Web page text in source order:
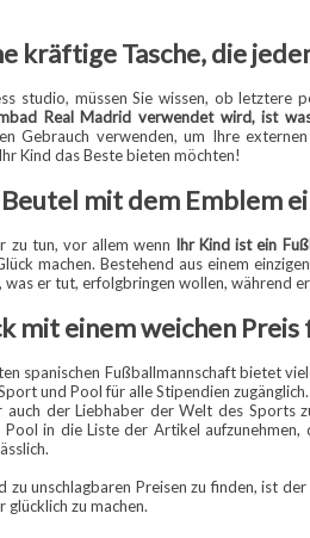
kräftige Tasche, die
studio, müssen Sie wissen, ob
Real Madrid verwendet wird, ist
Gebrauch verwenden, um Ihre
Kind das Beste bieten möchten!
Beutel mit dem Emblem
zu tun, vor allem wenn Ihr Kind ist ein
machen. Bestehend aus einem
er tut, erfolgbringen wollen, während
mit einem weichen
spanischen Fußballmannschaft bietet
und Pool für alle Stipendien
der Liebhaber der Welt des Sports
in die Liste der Artikel
unschlagbaren Preisen zu finden, ist
zu machen.